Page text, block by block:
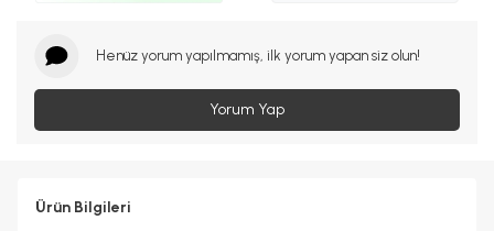
Henüz yorum yapılmamış, ilk yorum yapan siz olun!
Yorum Yap
Ürün Bilgileri